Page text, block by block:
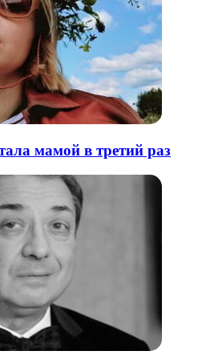
мамой в третий раз